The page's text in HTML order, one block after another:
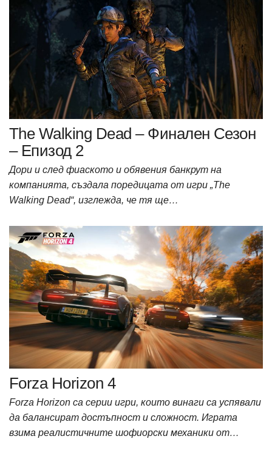
The Walking Dead – Финален Сезон
– Епизод 2
Дори и след фиаското и обявения банкрут на
компанията, създала поредицата от игри „The
Walking Dead“, изглежда, че тя ще…
Forza Horizon 4
Forza Horizon са серии игри, които винаги са успявали
да балансират дoстъпност и сложност. Играта
взима реалистичните шофиорски механики от…